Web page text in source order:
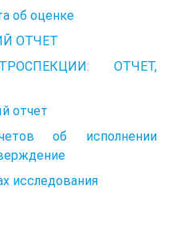
об оценке
ОТЧЕТ
ОТЧЕТ,
отчет
об исполнении
исследования